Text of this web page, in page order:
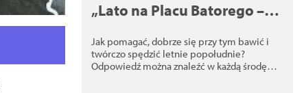
„Lato na Placu Batorego –
Jak pomagać, dobrze się przy tym bawić i
twórczo spędzić letnie popołudnie?
Odpowiedź można znaleźć w każdą środę